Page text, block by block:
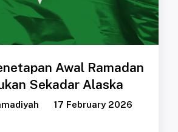
Awal Ramadan
Sekadar Alaska
17 February 2026